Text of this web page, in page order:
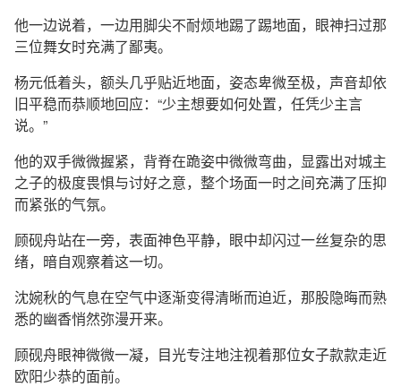
他一边说着，一边用脚尖不耐烦地踢了踢地面，眼神扫过那
三位舞女时充满了鄙夷。
杨元低着头，额头几乎贴近地面，姿态卑微至极，声音却依
旧平稳而恭顺地回应：“少主想要如何处置，任凭少主言
说。”
他的双手微微握紧，背脊在跪姿中微微弯曲，显露出对城主
之子的极度畏惧与讨好之意，整个场面一时之间充满了压抑
而紧张的气氛。
顾砚舟站在一旁，表面神色平静，眼中却闪过一丝复杂的思
绪，暗自观察着这一切。
沈婉秋的气息在空气中逐渐变得清晰而迫近，那股隐晦而熟
悉的幽香悄然弥漫开来。
顾砚舟眼神微微一凝，目光专注地注视着那位女子款款走近
欧阳少恭的面前。